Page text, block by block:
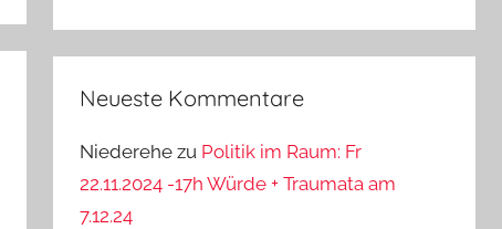
Neueste Kommentare
Niederehe zu Politik im Raum: Fr
22.11.2024 -17h Würde + Traumata am
7.12.24